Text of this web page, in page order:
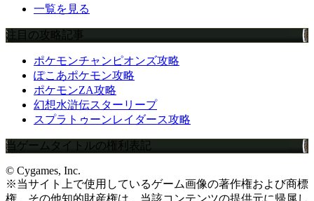
一覧を見る
注目の攻略記事
ポケモンチャンピオンズ攻略
ぽこあポケモン攻略
ポケモンZA攻略
幻想水滸伝スターリープ
スプラトゥーンレイダース攻略
当ゲームタイトルの権利表記
© Cygames, Inc.
※当サイト上で使用しているゲーム画像の著作権および商標
権、その他知的財産権は、当該コンテンツの提供元に帰属し